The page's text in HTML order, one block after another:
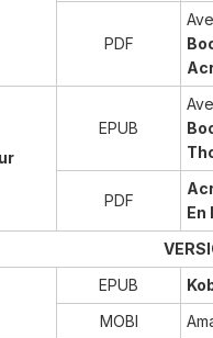
PDF
EPUB
PDF
En
EPUB
MOBI